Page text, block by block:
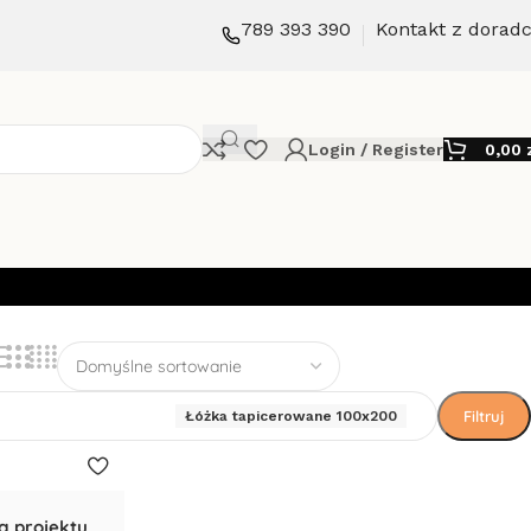
789 393 390 Kontakt z
Login / Register 0,00
Łóżka tapicerowane 100x200 Filtruj